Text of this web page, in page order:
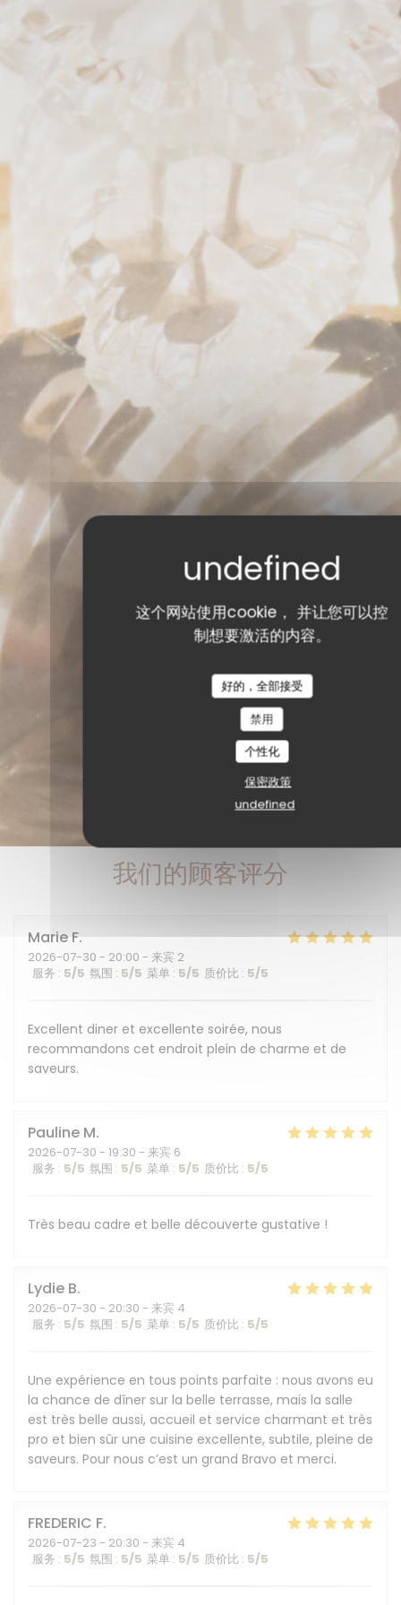
这个网站使用cookie， 并让您可以控
制想要激活的内容。
好的，全部接受
禁用
个性化
保密政策
undefined
我们的顾客评分
Marie F
2026-07-30 - 20:00 - 来宾 2
服务 : 5/5 氛围 : 5/5 菜单 : 5/5 质价比 : 5/5
Excellent diner et excellente soirée, nous
recommandons cet endroit plein de charme et de
saveurs.
Pauline M
2026-07-30 - 19:30 - 来宾 6
服务 : 5/5 氛围 : 5/5 菜单 : 5/5 质价比 : 5/5
Très beau cadre et belle découverte gustative !
Lydie B
2026-07-30 - 20:30 - 来宾 4
服务 : 5/5 氛围 : 5/5 菜单 : 5/5 质价比 : 5/5
Une expérience en tous points parfaite : nous avons eu
la chance de dîner sur la belle terrasse, mais la salle
est très belle aussi, accueil et service charmant et très
pro et bien sûr une cuisine excellente, subtile, pleine de
saveurs. Pour nous c’est un grand Bravo et merci.
FREDERIC F
2026-07-23 - 20:30 - 来宾 4
服务 : 5/5 氛围 : 5/5 菜单 : 5/5 质价比 : 5/5